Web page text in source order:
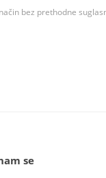
bez prethodne
se